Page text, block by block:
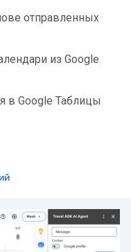
отправленных
из Google
в Google Таблицы